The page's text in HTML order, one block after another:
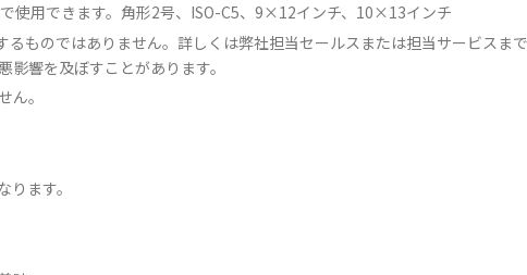
使用できます。角形2号、ISO-C5、9×12インチ、10×13インチ
ものではありません。詳しくは弊社担当セールスまたは担当サービスま
響を及ぼすことがあります。
。
ます。